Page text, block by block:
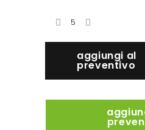
aggiungi al
preventivo